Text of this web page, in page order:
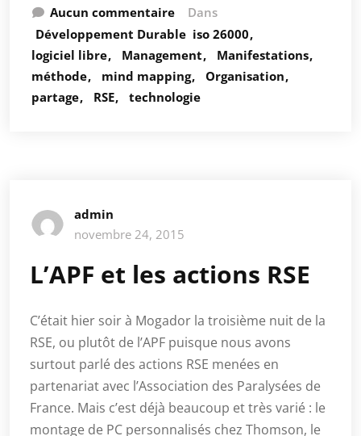
Aucun commentaire
Dans
Développement Durable iso 26000
logiciel libre
Management
Manifestations
méthode
mind mapping
Organisation
partage
RSE technologie
admin
novembre 24, 2015
L’APF et les actions RSE
C’était hier soir à Mogador la troisième nuit de la
RSE, ou plutôt de l’APF puisque nous avons
surtout parlé des actions RSE menées en
partenariat avec l’Association des Paralysées de
France. Mais c’est déjà beaucoup et très varié : le
montage de PC personnalisés chez Thomson, le